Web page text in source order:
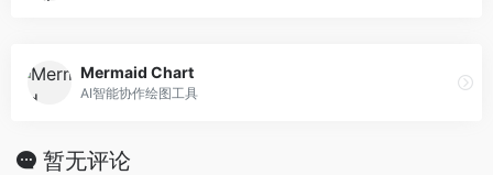
Mermaid Chart
AI智能协作绘图工具
暂无评论